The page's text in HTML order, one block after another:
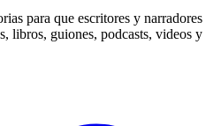
para que escritores y narradores
libros, guiones, podcasts, videos y